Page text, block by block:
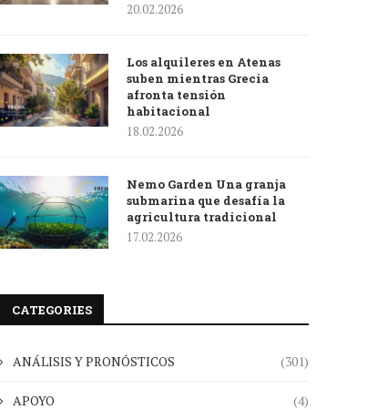
20.02.2026
Los alquileres en Atenas
suben mientras Grecia
afronta tensión
habitacional
18.02.2026
Nemo Garden Una granja
submarina que desafía la
agricultura tradicional
17.02.2026
CATEGORIES
ANÁLISIS Y PRONÓSTICOS (301)
APOYO (4)